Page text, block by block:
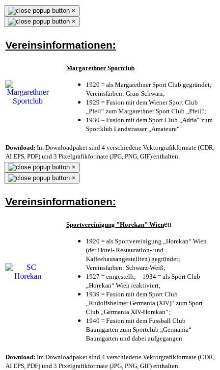
×
×
Vereinsinformationen:
Margarethner Sportclub
1920 = als Margarethner Sport Club gegründet;
Vereinsfarben: Grün-Schwarz;
1929 = Fusion mit dem Wiener Sport Club
„Pfeil“ zum Margarethner Sport Club „Pfeil“;
1930 = Fusion mit dem Sport Club „Adria“ zum
Sportklub Landstrasser „Amateure“
Download: Im Downloadpaket sind 4 verschiedene Vektorgrafikformate (CDR,
AI EPS, PDF) und 3 Pixelgrafikformate (JPG, PNG, GIF) enthalten.
×
×
Vereinsinformationen:
Sportvereinigung "Horekan" Wienen
1920 = als Sportvereinigung „Horekan“ Wien
(der Hotel- Restauration- und
Kaffeehausangestellten) gegründet;
Vereinsfarben: Schwarz-Weiß;
1927 = eingestellt; – 1934 = als Sport Club
„Horekan“ Wien reaktiviert;
1939 = Fusion mit dem Sport Club
„Rudolfsheimer Germania (XIV)“ zum Sport
Club „Germania XIV-Horekan“;
1940 = Fusion mit dem Fussball Club
Baumgarten zum Sportclub „Germania“
Baumgarten und dabei aufgegangen
Download: Im Downloadpaket sind 4 verschiedene Vektorgrafikformate (CDR,
AI EPS, PDF) und 3 Pixelgrafikformate (JPG, PNG, GIF) enthalten.